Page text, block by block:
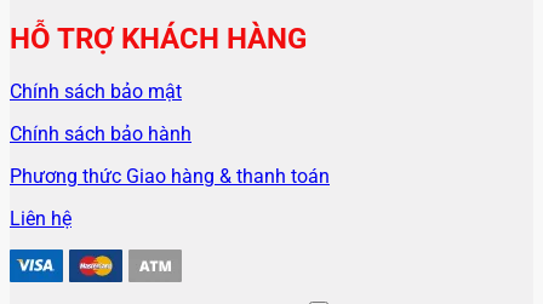
HỖ TRỢ KHÁCH HÀNG
Chính sách bảo mật
Chính sách bảo hành
Phương thức Giao hàng & thanh toán
Liên hệ